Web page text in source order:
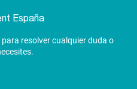
España
resolver cualquier duda o